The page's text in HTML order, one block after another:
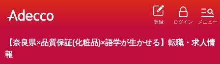
登録 ログイン メニュー
【奈良県×品質保証(化粧品)×語学が生かせる】転職・求人情
報